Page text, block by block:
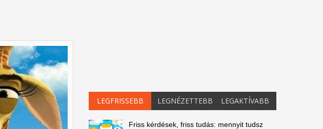
LEGFRISSEBB LEGNÉZETTEBB LEGAKTÍVABB
Friss kérdések, friss tudás: mennyit tudsz